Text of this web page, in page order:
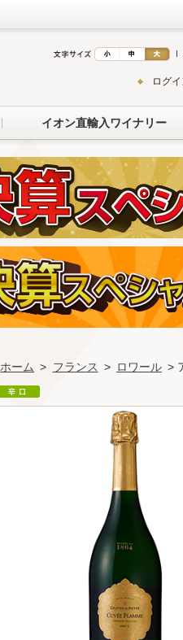
ログ
イオン直輸入ワイナリー
ホーム > フランス > ロワール >